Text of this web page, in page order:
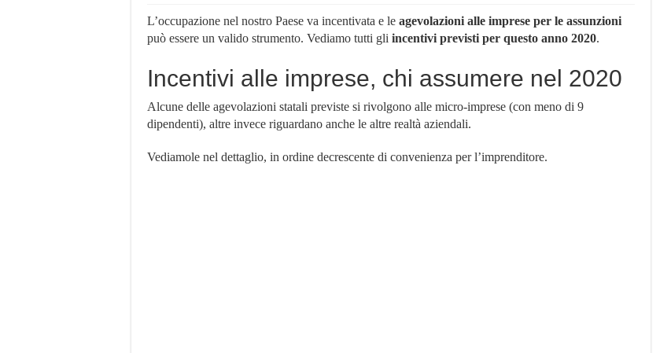
2020:
le
per
le
L’occupazione nel nostro Paese va incentivata e le agevolazioni alle imprese per le assunzioni
può essere un valido strumento. Vediamo tutti gli incentivi previsti per questo anno 2020.
Incentivi alle imprese, chi assumere nel 2020
Alcune delle agevolazioni statali previste si rivolgono alle micro-imprese (con meno di 9
dipendenti), altre invece riguardano anche le altre realtà aziendali.
Vediamole nel dettaglio, in ordine decrescente di convenienza per l’imprenditore.